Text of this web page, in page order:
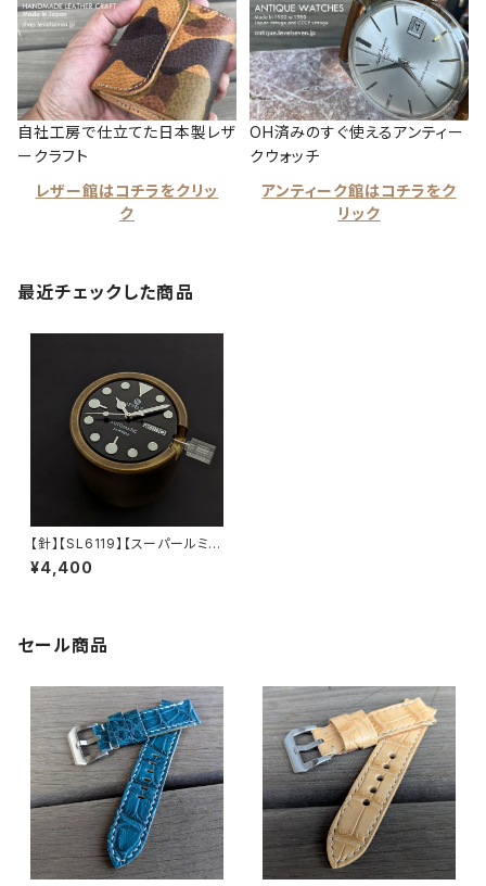
自社工房で仕立てた日本製レザ
ークラフト
レザー館はコチラをクリッ
ク
OH済みのすぐ使えるアンティー
クウォッチ
アンティーク館はコチラをク
リック
最近チェックした商品
【針】【SL6119】【スーパールミナ
ス】C1 グリーン蓄光（平時：ホワ
イト） SEIKO NH35/NH36 ム
ても使用可）
¥4,400
セール商品